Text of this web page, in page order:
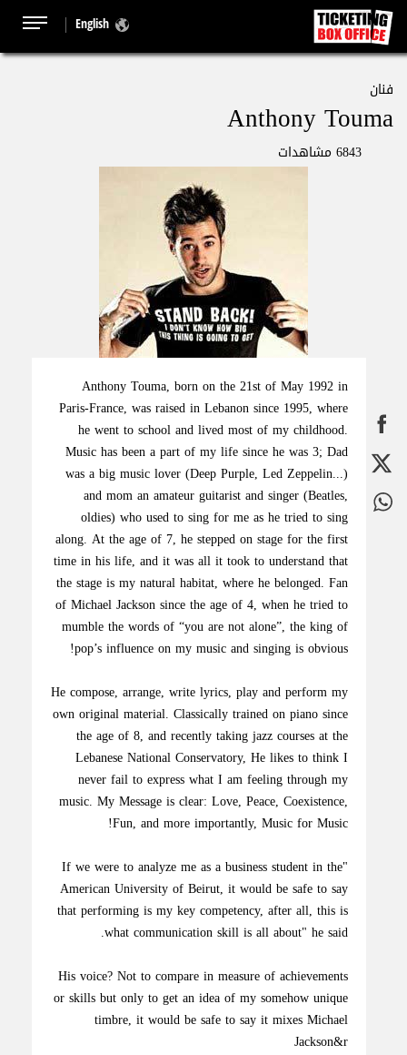
English
فنان
Anthony Touma
6843 مشاهدات
Anthony Touma, born on the 21st of May 1992 in
Paris-France, was raised in Lebanon since 1995, where
he went to school and lived most of my childhood.
Music has been a part of my life since he was 3; Dad
was a big music lover (Deep Purple, Led Zeppelin...)
and mom an amateur guitarist and singer (Beatles,
oldies) who used to sing for me as he tried to sing
along. At the age of 7, he stepped on stage for the first
time in his life, and it was all it took to understand that
the stage is my natural habitat, where he belonged. Fan
of Michael Jackson since the age of 4, when he tried to
mumble the words of “you are not alone”, the king of
pop’s influence on my music and singing is obvious!
He compose, arrange, write lyrics, play and perform my
own original material. Classically trained on piano since
the age of 8, and recently taking jazz courses at the
Lebanese National Conservatory, He likes to think I
never fail to express what I am feeling through my
music. My Message is clear: Love, Peace, Coexistence,
Fun, and more importantly, Music for Music!
"If we were to analyze me as a business student in the
American University of Beirut, it would be safe to say
that performing is my key competency, after all, this is
what communication skill is all about" he said.
His voice? Not to compare in measure of achievements
or skills but only to get an idea of my somehow unique
timbre, it would be safe to say it mixes Michael
Jackson&r